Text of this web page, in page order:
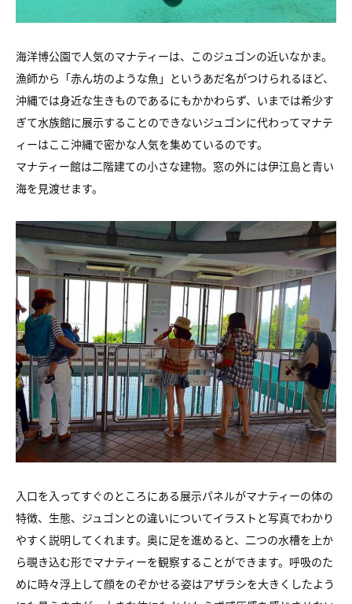
海洋博公園で人気のマナティーは、このジュゴンの近いなかま。
漁師から「赤ん坊のような魚」というあだ名がつけられるほど、
沖縄では身近な生きものであるにもかかわらず、いまでは希少す
ぎて水族館に展示することのできないジュゴンに代わってマナテ
ィーはここ沖縄で密かな人気を集めているのです。
マナティー館は二階建ての小さな建物。 窓の外には伊江島と青い
海を見渡せます。
入口を入ってすぐのところにある展示パネルがマナティーの体の
特徴、生態、ジュゴンとの違いについてイラストと写真でわかり
やすく説明してくれます。 奥に足を進めると、二つの水槽を上か
ら覗き込む形でマナティーを観察することができます。 呼吸のた
めに時々浮上して顔をのぞかせる姿はアザラシを大きくしたよう